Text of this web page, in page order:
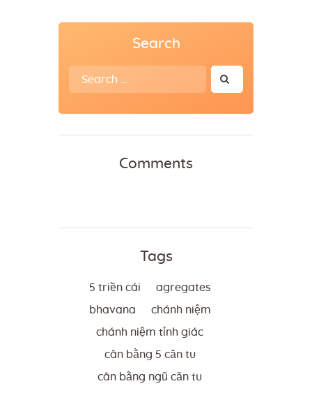
Search
Search
for:
Comments
Tags
5 triền cái agregates
bhavana chánh niệm
chánh niệm tỉnh giác
cân bằng 5 căn tu
cân bằng ngũ căn tu